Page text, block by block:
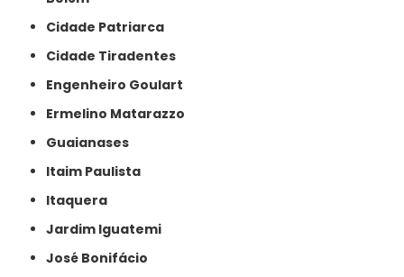
Cidade Patriarca
Cidade Tiradentes
Engenheiro Goulart
Ermelino Matarazzo
Guaianases
Itaim Paulista
Itaquera
Jardim Iguatemi
José Bonifácio